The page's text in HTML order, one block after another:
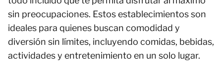
sin preocupaciones. Estos establecimientos son
ideales para quienes buscan comodidad y
diversión sin límites, incluyendo comidas, bebidas,
actividades y entretenimiento en un solo lugar.